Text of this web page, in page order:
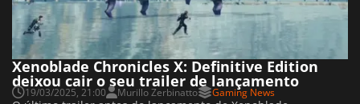
Xenoblade Chronicles X: Definitive Edition
deixou cair o seu trailer de lançamento
19/03/2025, 21:00 Murillo Zerbinatto Gaming News